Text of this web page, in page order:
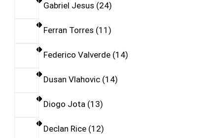
Gabriel Jesus 24
Ferran Torres 11
Federico Valverde 14
Dusan Vlahovic 14
Diogo Jota 13
Declan Rice 12